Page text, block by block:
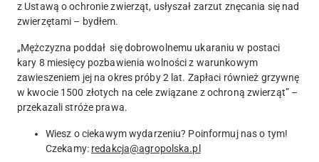
z Ustawą o ochronie zwierząt, usłyszał zarzut znęcania się nad
zwierzętami – bydłem.
„Mężczyzna poddał się dobrowolnemu ukaraniu w postaci
kary 8 miesięcy pozbawienia wolności z warunkowym
zawieszeniem jej na okres próby 2 lat. Zapłaci również grzywnę
w kwocie 1500 złotych na cele związane z ochroną zwierząt” –
przekazali stróże prawa.
Wiesz o ciekawym wydarzeniu? Poinformuj nas o tym!
Czekamy: redakcja@agropolska.pl